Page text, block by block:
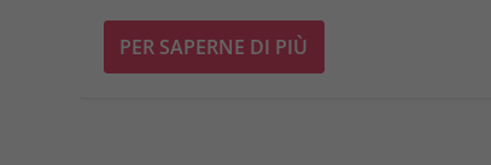
PER SAPERNE DI PIÙ